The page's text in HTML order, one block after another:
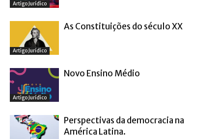
Artigo Jurídico
Artigo Jurídico
As Constituições do século XX
Artigo Jurídico
Novo Ensino Médio
Perspectivas da democracia na
América Latina.